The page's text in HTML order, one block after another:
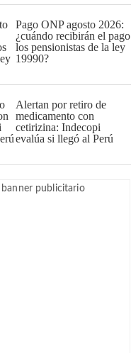
Pago ONP agosto 2026:
¿cuándo recibirán el pago
los pensionistas de la ley
19990?
Alertan por retiro de
medicamento con
cetirizina: Indecopi
evalúa si llegó al Perú